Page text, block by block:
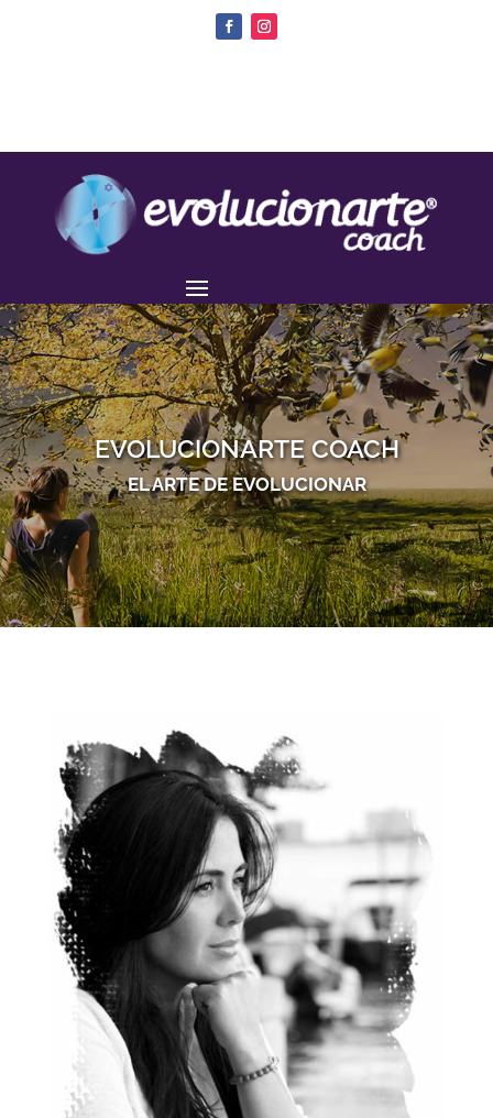
EVOLUCIONARTE COACH
EL ARTE DE EVOLUCIONAR